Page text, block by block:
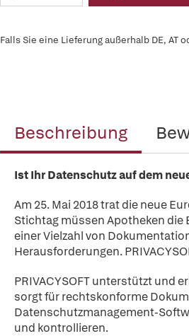
Falls Sie eine Lieferung außerhalb DE, AT
Beschreibung
Ist Ihr Datenschutz auf dem
Am 25. Mai 2018 trat die neue
Stichtag müssen Apotheken
einer Vielzahl von
Herausforderungen.
PRIVACYSOFT unterstützt und
sorgt für rechtskonforme
Datenschutzmanagement-
und kontrollieren.